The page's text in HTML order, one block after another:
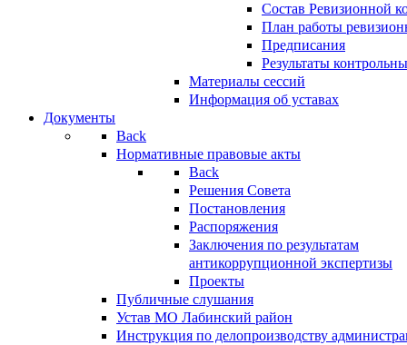
Состав Ревизионной
План работы
Предписания
Результаты
Материалы сессий
Информация об уставах
Документы
Back
Нормативные правовые акты
Back
Решения Совета
Постановления
Распоряжения
Заключения по результатам
антикоррупционной экспертизы
Проекты
Публичные слушания
Устав МО Лабинский район
Инструкция по делопроизводству